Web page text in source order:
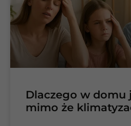
Dlaczego w domu
mimo że